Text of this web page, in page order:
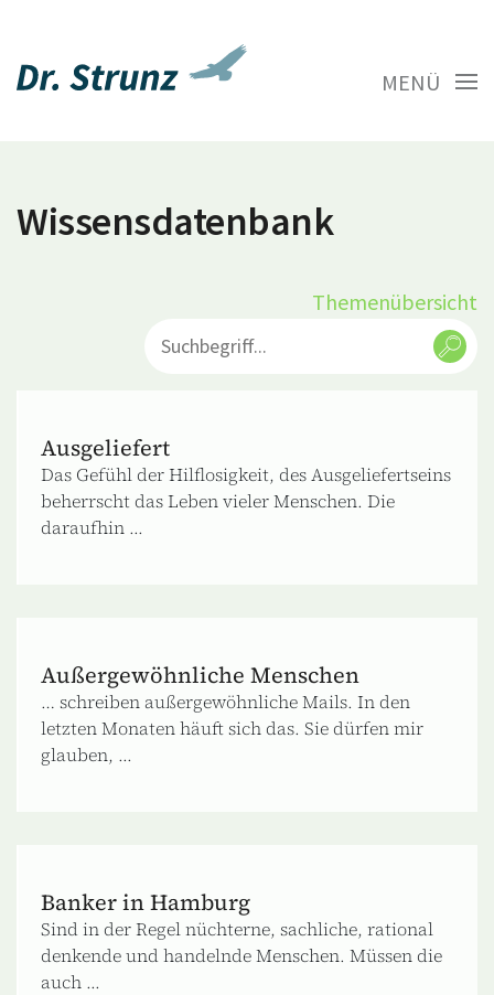
MENÜ
Wissensdatenbank
Themenübersicht
Ausgeliefert
Das Gefühl der Hilflosigkeit, des Ausgeliefertseins
beherrscht das Leben vieler Menschen. Die
daraufhin ...
Außergewöhnliche Menschen
… schreiben außergewöhnliche Mails. In den
letzten Monaten häuft sich das. Sie dürfen mir
glauben, ...
Banker in Hamburg
Sind in der Regel nüchterne, sachliche, rational
denkende und handelnde Menschen. Müssen die
auch ...